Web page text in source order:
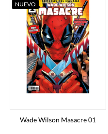
Wade Wilson Masacre 01
NUEVO